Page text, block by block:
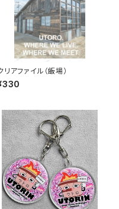
リアファイル（飯場）